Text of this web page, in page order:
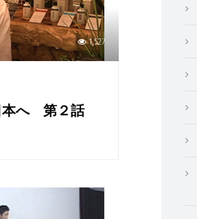
1,527
本へ 第２話